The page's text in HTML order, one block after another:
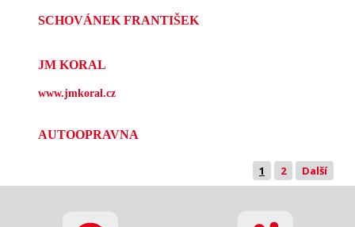
SCHOVÁNEK FRANTIŠEK
JM KORAL
www.jmkoral.cz
AUTOOPRAVNA
1 2 Další